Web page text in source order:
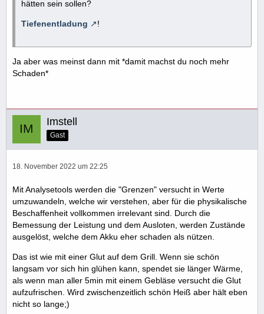
hätten sein sollen?
Tiefenentladung !
Ja aber was meinst dann mit *damit machst du noch mehr
Schaden*
Imstell
Gast
18. November 2022 um 22:25
Mit Analysetools werden die "Grenzen" versucht in Werte
umzuwandeln, welche wir verstehen, aber für die physikalische
Beschaffenheit vollkommen irrelevant sind. Durch die
Bemessung der Leistung und dem Ausloten, werden Zustände
ausgelöst, welche dem Akku eher schaden als nützen.
Das ist wie mit einer Glut auf dem Grill. Wenn sie schön
langsam vor sich hin glühen kann, spendet sie länger Wärme,
als wenn man aller 5min mit einem Gebläse versucht die Glut
aufzufrischen. Wird zwischenzeitlich schön Heiß aber hält eben
nicht so lange;)